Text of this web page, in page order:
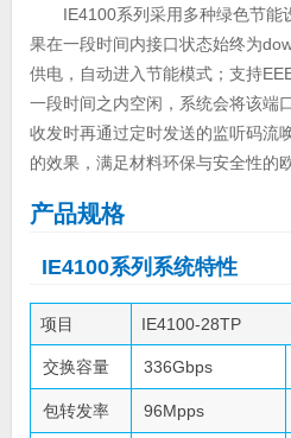
IE4100系列采用多种绿色节能
果在一段时间内接口状态始终为
供电，自动进入节能模式；支持
一段时间之内空闲，系统会将该端
收发时再通过定时发送的监听码流
的效果，满足材料环保与安全性的
产品规格
IE4100系列系统特性
项目 IE4100-28TP
交换容量 336Gbps
包转发率 96Mpps